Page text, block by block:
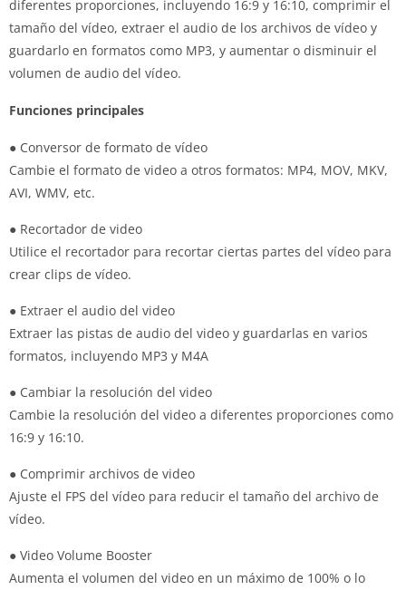
diferentes proporciones, incluyendo 16:9 y 16:10, comprimir el
tamaño del vídeo, extraer el audio de los archivos de vídeo y
guardarlo en formatos como MP3, y aumentar o disminuir el
volumen de audio del vídeo.
Funciones principales
● Conversor de formato de vídeo
Cambie el formato de video a otros formatos: MP4, MOV, MKV,
AVI, WMV, etc.
● Recortador de video
Utilice el recortador para recortar ciertas partes del vídeo para
crear clips de vídeo.
● Extraer el audio del video
Extraer las pistas de audio del video y guardarlas en varios
formatos, incluyendo MP3 y M4A
● Cambiar la resolución del video
Cambie la resolución del video a diferentes proporciones como
16:9 y 16:10.
● Comprimir archivos de video
Ajuste el FPS del vídeo para reducir el tamaño del archivo de
vídeo.
● Video Volume Booster
Aumenta el volumen del video en un máximo de 100% o lo